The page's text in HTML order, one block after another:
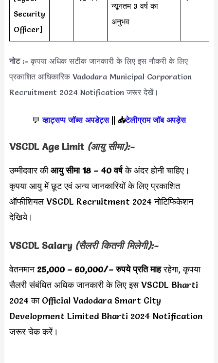
Security
Officer]
न्यूनतम 3 वर्ष का
अनुभव
नोट :-कृपया अधिक सटीक जानकारी के लिए इस नौकरी के लिए
प्रकाशित आधिकारिक Vadodara Municipal Corporation
Recruitment 2024 Notification जरूर देखें।
💬 व्हाट्सप्प जॉब्स अपडेट्स|| 📥टेलीग्राम जॉब अपड़ेस
VSCDL Age Limit (आयु सीमा):-
उम्मीदवार कीआयु सीमा 18 – 40 वर्षके अंदर होनी चाहिए।
कृपया आयु में छूट एवं अन्य जानकारियों के लिए प्रकाशित
ऑफीशियल VSCDL Recruitment 2024 नोटिफिकेशन
देखिये।
VSCDL Salary (सैलरी कितनी मिलेगी):-
वेतनमान 25,000 – 60,000/– रुपये प्रति माहरहेगा, कृपया
सैलरी संबंधित अधिक जानकारी के लिए इस VSCDL Bharti
2024 का Official Vadodara Smart City
Development Limited Bharti 2024 Notification
जरूर चेक करें।